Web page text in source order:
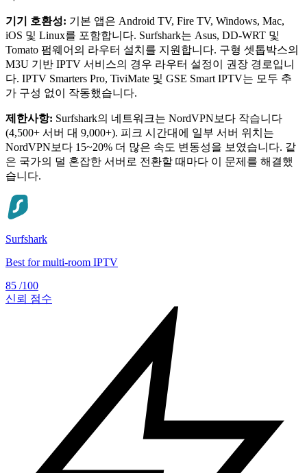
기기 호환성: 기본 앱은 Android TV, Fire TV, Windows, Mac,
iOS 및 Linux를 포함합니다. Surfshark는 Asus, DD-WRT 및
Tomato 펌웨어의 라우터 설치를 지원합니다. 구형 셋톱박스의
M3U 기반 IPTV 서비스의 경우 라우터 설정이 권장 경로입니
다. IPTV Smarters Pro, TiviMate 및 GSE Smart IPTV는 모두 추
가 구성 없이 작동했습니다.
제한사항: Surfshark의 네트워크는 NordVPN보다 작습니다
(4,500+ 서버 대 9,000+). 피크 시간대에 일부 서버 위치는
NordVPN보다 15~20% 더 많은 속도 변동성을 보였습니다. 같
은 국가의 덜 혼잡한 서버로 전환할 때마다 이 문제를 해결했
습니다.
Surfshark
Best for multi-room IPTV
85 /100
신뢰 점수